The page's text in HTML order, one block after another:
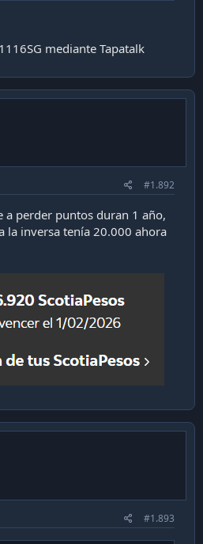
mediante Tapatalk
#1.892
a perder puntos duran 1 año,
la inversa tenía 20.000 ahora
#1.893